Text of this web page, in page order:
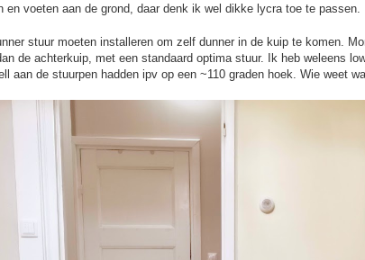
en voeten aan de grond, daar denk ik wel dikke lycra toe te passen.
stuur moeten installeren om zelf dunner in de kuip te komen.
de achterkuip, met een standaard optima stuur. Ik heb weleens
aan de stuurpen hadden ipv op een ~110 graden hoek. Wie weet